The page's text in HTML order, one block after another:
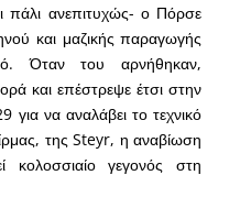
πάλι ανεπιτυχώς- ο Πόρσε
και μαζικής παραγωγής
Όταν του αρνήθηκαν,
και επέστρεψε έτσι στην
για να αναλάβει το τεχνικό
της Steyr, η αναβίωση
κολοσσιαίο γεγονός στη